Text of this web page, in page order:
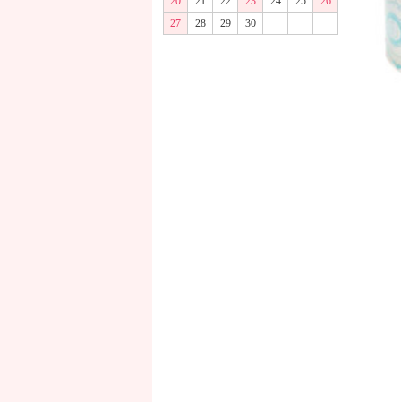
27
28 29 30